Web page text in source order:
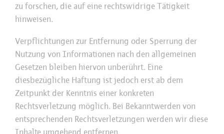
zu forschen, die auf eine rechtswidrige Tätigkeit
hinweisen.
Verpflichtungen zur Entfernung oder Sperrung der
Nutzung von Informationen nach den allgemeinen
Gesetzen bleiben hiervon unberührt. Eine
diesbezügliche Haftung ist jedoch erst ab dem
Zeitpunkt der Kenntnis einer konkreten
Rechtsverletzung möglich. Bei Bekanntwerden von
entsprechenden Rechtsverletzungen werden wir diese